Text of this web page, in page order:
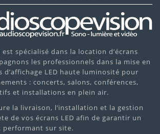
spécialisé dans la location d’écrans
les professionnels dans la mise en
d’affichage LED haute luminosité pour
: concerts, salons, conférences,
et installations en plein air.
la livraison, l’installation et la gestion
de vos écrans LED afin de garantir un
performant sur site.